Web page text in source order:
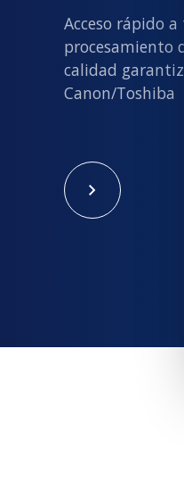
Acceso rápido
procesamiento
calidad
Canon/Toshiba